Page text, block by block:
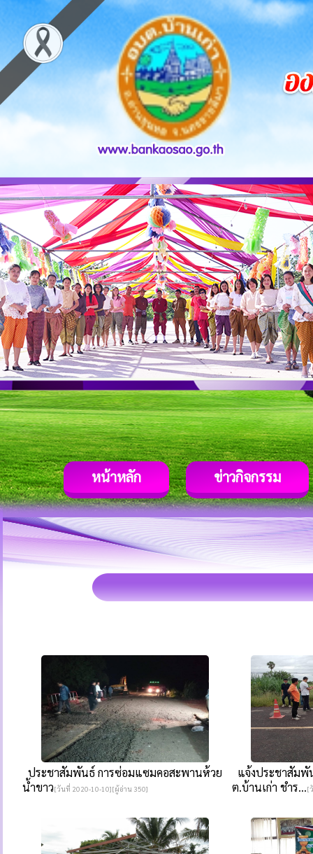
หน้าหลัก ข่าวกิจกรรม
ประชาสัมพันธ์ การซ่อมแซมคอสะพานห้วย
น้ำขาว[วันที่ 2020-10-10][ผู้อ่าน 350]
แจ้งประชาสัม
ต.บ้านเก่า ชำร...[